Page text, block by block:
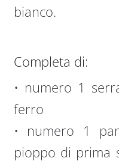
bianco.
Completa di:
• numero 1
ferro
• numero 1
pioppo di prima